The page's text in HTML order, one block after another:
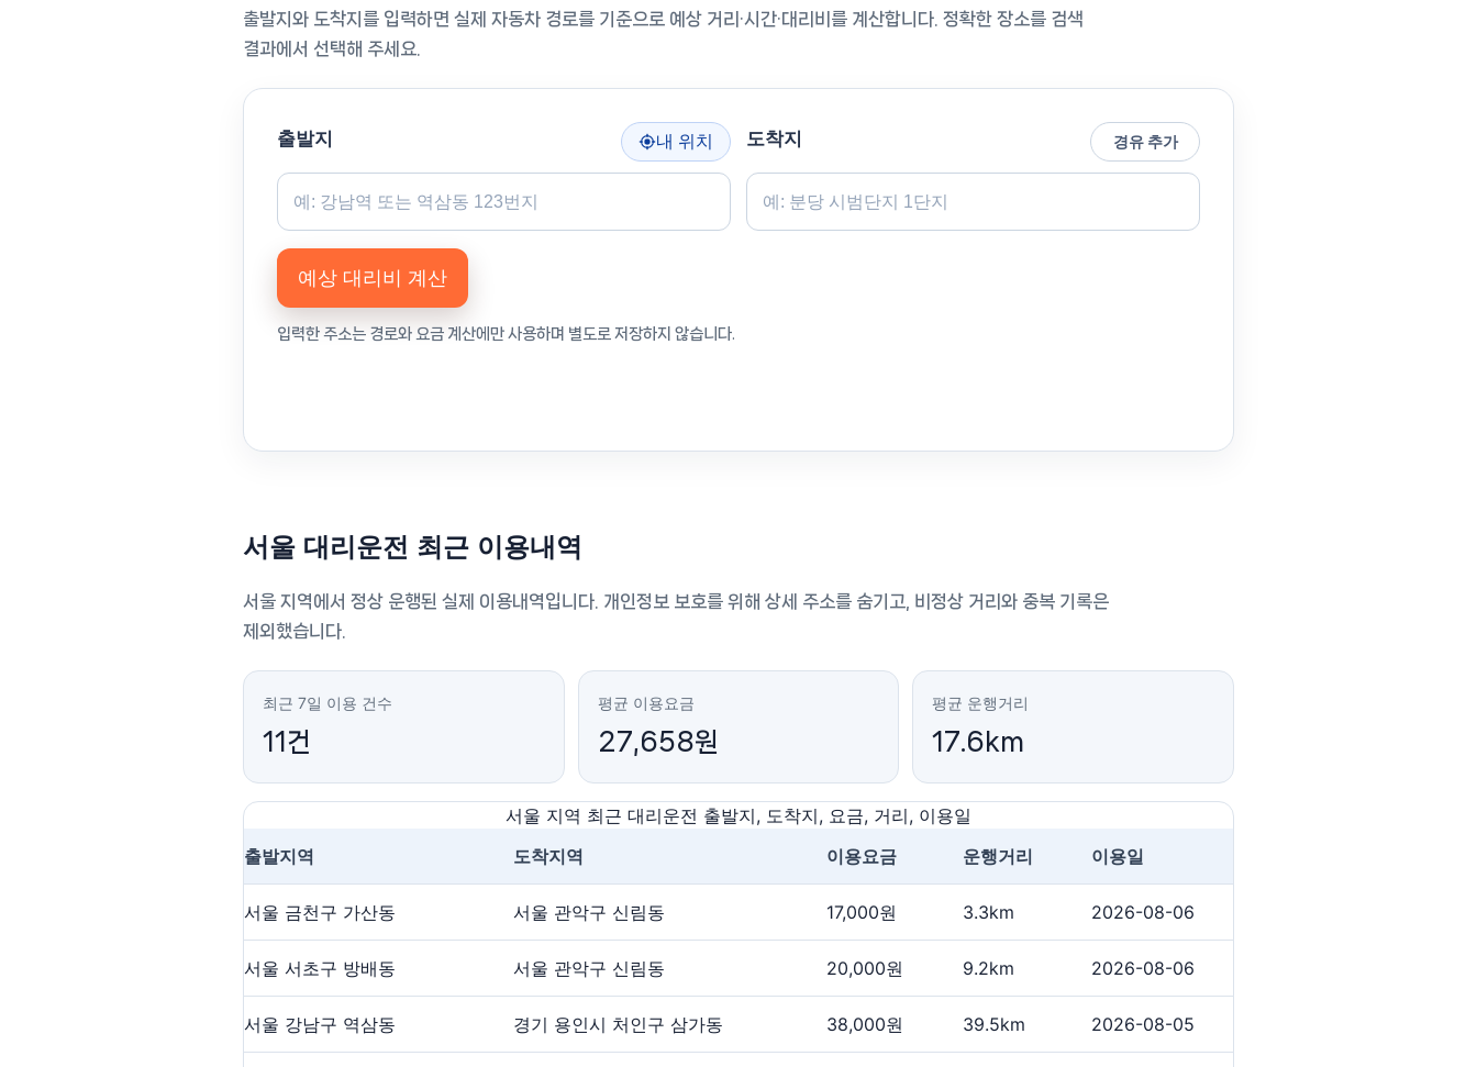
출발지와 도착지를 입력하면 실제 자동차 경로를 기준으로 예상 거리·시간·대리비를 계산합니다. 정확한 장소를 검색
결과에서 선택해 주세요.
출발지 내 위치 도착지 경유 추가
예상 대리비 계산
입력한 주소는 경로와 요금 계산에만 사용하며 별도로 저장하지 않습니다.
서울 대리운전 최근 이용내역
서울 지역에서 정상 운행된 실제 이용내역입니다. 개인정보 보호를 위해 상세 주소를 숨기고, 비정상 거리와 중복 기록은
제외했습니다.
최근 7일 이용 건수
11건
평균 이용요금
27,658원
평균 운행거리
17.6km
서울 지역 최근 대리운전 출발지, 도착지, 요금, 거리, 이용일
출발지역
도착지역 이용요금 운행거리 이용일
서울 금천구 가산동 서울 관악구 신림동 17,000원 3.3km 2026-08-06
서울 서초구 방배동 서울 관악구 신림동 20,000원 9.2km 2026-08-06
서울 강남구 역삼동 경기 용인시 처인구 삼가동 38,000원 39.5km 2026-08-05